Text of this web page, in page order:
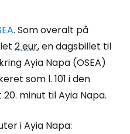
. Som overalt på
2 eur, en dagsbillet til
Ayia Napa (OSEA)
som l. 101 i den
minut til Ayia Napa.
i Ayia Napa: